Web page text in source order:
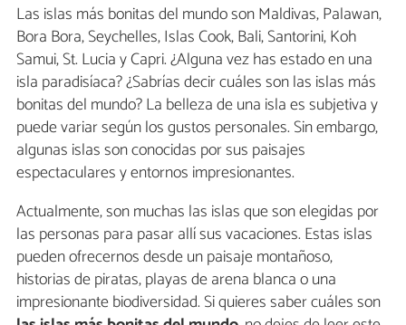
Las islas más bonitas del mundo son Maldivas, Palawan,
Bora Bora, Seychelles, Islas Cook, Bali, Santorini, Koh
Samui, St. Lucia y Capri. ¿Alguna vez has estado en una
isla paradisíaca? ¿Sabrías decir cuáles son las islas más
bonitas del mundo? La belleza de una isla es subjetiva y
puede variar según los gustos personales. Sin embargo,
algunas islas son conocidas por sus paisajes
espectaculares y entornos impresionantes.
Actualmente, son muchas las islas que son elegidas por
las personas para pasar allí sus vacaciones. Estas islas
pueden ofrecernos desde un paisaje montañoso,
historias de piratas, playas de arena blanca o una
impresionante biodiversidad. Si quieres saber cuáles son